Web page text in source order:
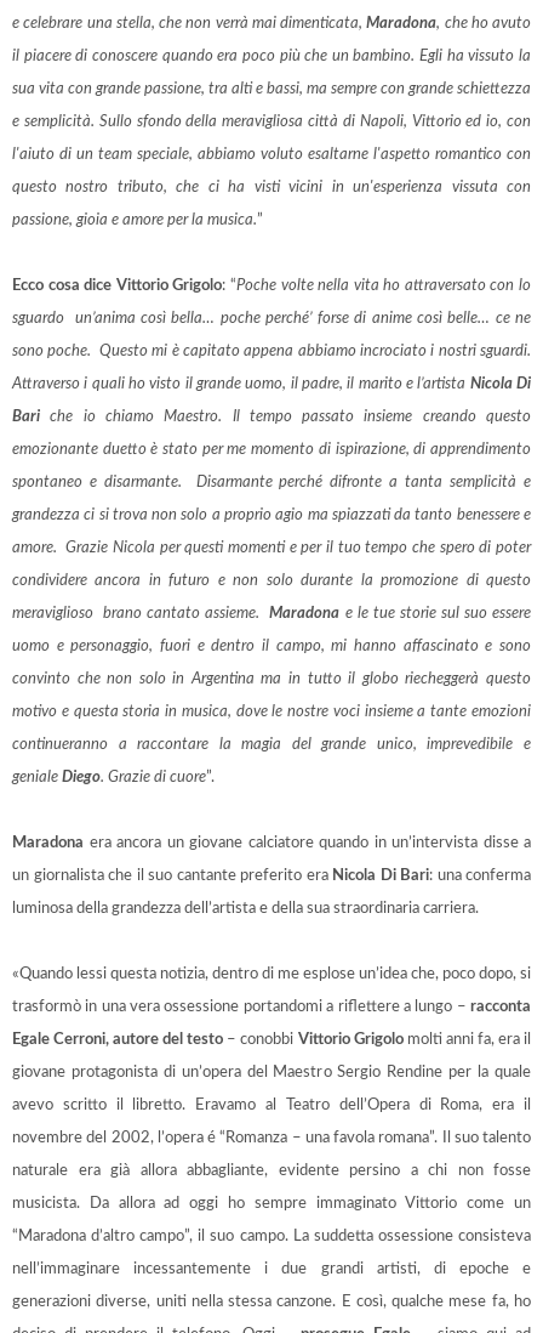
e celebrare una stella, che non verrà mai dimenticata,Maradona, che ho avuto
il piacere di conoscere quando era poco più che un bambino. Egli ha vissuto la
sua vita con grande passione, tra alti e bassi, ma sempre con grande schiettezza
e semplicità. Sullo sfondo della meravigliosa città di Napoli, Vittorio ed io, con
l'aiuto di un team speciale, abbiamo voluto esaltarne l'aspetto romantico con
questo nostro tributo, che ci ha visti vicini in un'esperienza vissuta con
passione, gioia e amore per la musica.”
Ecco cosa dice Vittorio Grigolo: “Poche volte nella vita ho attraversato con lo
sguardo un’anima così bella… poche perché’ forse di anime così belle… ce ne
sono poche. Questo mi è capitato appena abbiamo incrociato i nostri sguardi.
Attraverso i quali ho visto il grande uomo, il padre, il marito e l’artista Nicola Di
Bari che io chiamo Maestro. Il tempo passato insieme creando questo
emozionante duetto è stato per me momento di ispirazione, di apprendimento
spontaneo e disarmante. Disarmante perché difronte a tanta semplicità e
grandezza ci si trova non solo a proprio agio ma spiazzati da tanto benessere e
amore. Grazie Nicola per questi momenti e per il tuo tempo che spero di poter
condividere ancora in futuro e non solo durante la promozione di questo
meraviglioso brano cantato assieme.Maradona e le tue storie sul suo essere
uomo e personaggio, fuori e dentro il campo, mi hanno affascinato e sono
convinto che non solo in Argentina ma in tutto il globo riecheggerà questo
motivo e questa storia in musica, dove le nostre voci insieme a tante emozioni
continueranno a raccontare la magia del grande unico, imprevedibile e
geniale Diego. Grazie di cuore”.
Maradona era ancora un giovane calciatore quando in un’intervista disse a
un giornalista che il suo cantante preferito eraNicola Di Bari: una conferma
luminosa della grandezza dell’artista e della sua straordinaria carriera.
«Quando lessi questa notizia, dentro di me esplose un’idea che, poco dopo, si
trasformò in una vera ossessione portandomi a riflettere a lungo – racconta
Egale Cerroni, autore del testo – conobbi Vittorio Grigolomolti anni fa, era il
giovane protagonista di un’opera del Maestro Sergio Rendine per la quale
avevo scritto il libretto. Eravamo al Teatro dell’Opera di Roma, era il
novembre del 2002, l’opera é “Romanza – una favola romana”. Il suo talento
naturale era già allora abbagliante, evidente persino a chi non fosse
musicista. Da allora ad oggi ho sempre immaginato Vittorio come un
“Maradona d’altro campo”, il suo campo. La suddetta ossessione consisteva
nell’immaginare incessantemente i due grandi artisti, di epoche e
generazioni diverse, uniti nella stessa canzone. E così, qualche mese fa, ho